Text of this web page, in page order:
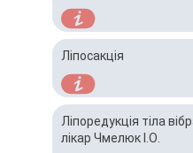
Ліпосакція
Ліпоредукція тіла
лікар Чмелюк І.О.